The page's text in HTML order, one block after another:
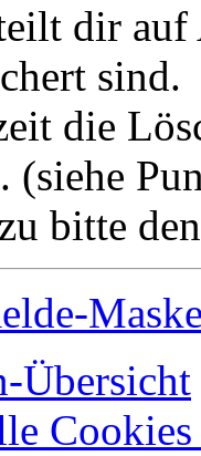
dir
sind.
die
(siehe
bitte
Übersicht
Cookies